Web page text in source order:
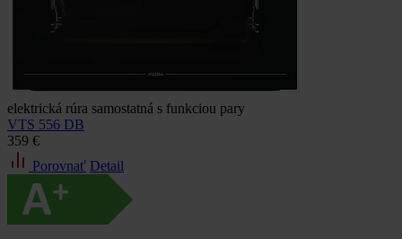
elektrická rúra samostatná s funkciou pary
VTS 556 DB
359 €
Porovnať Detail